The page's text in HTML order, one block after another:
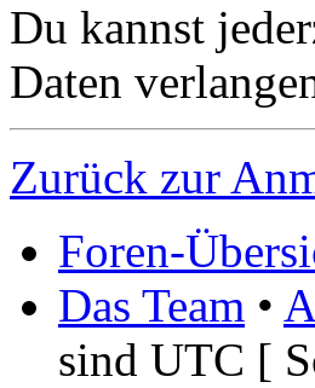
Du kannst
Daten
Zurück zur
Foren-
Das Team •
sind UTC [